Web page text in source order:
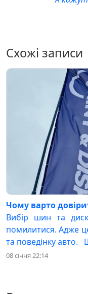
Схожі записи
Чому варто
Вибір шин та
помилитися. Адже
та поведінку авто.
08 січня 22:14